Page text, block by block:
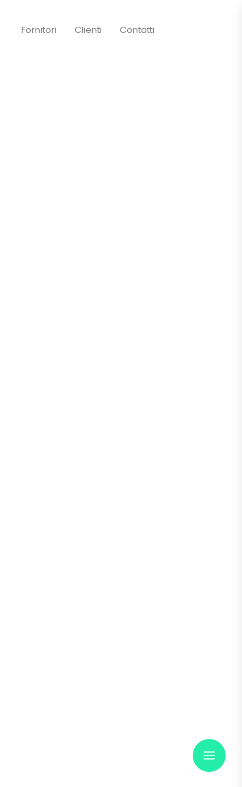
Fornitori Clienti Contatti